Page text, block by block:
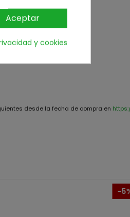
desde la fecha de compra en
-
Aceptar
y cookies